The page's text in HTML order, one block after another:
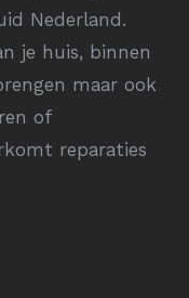
Nederland.
je huis, binnen
maar ook
of
reparaties